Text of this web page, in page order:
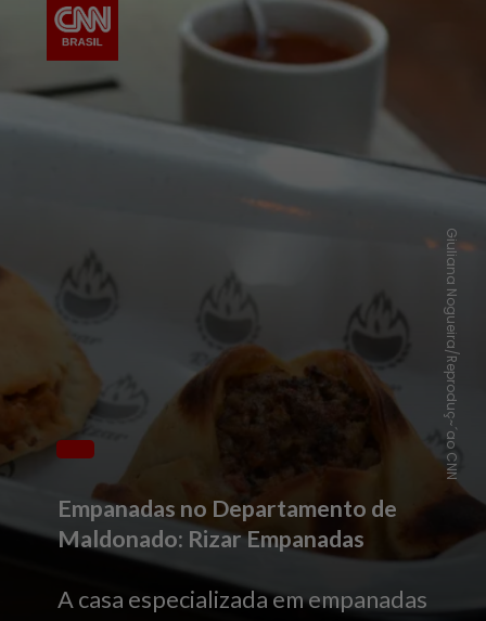
Empanadas no Departamento de
Maldonado: Rizar Empanadas
A casa especializada em empanadas
Giuliana Nogueira/Reproduç~´ao CNN